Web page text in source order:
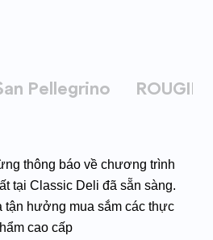
Pellegrino ROUGIÉ
thông báo về chương trình
tại Classic Deli đã sẵn sàng.
tận hưởng mua sắm các thực
cao cấp